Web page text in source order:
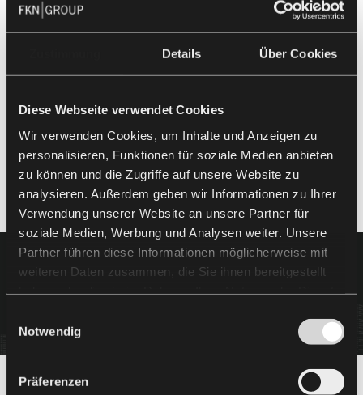
Details Über Cookies
Diese Webseite verwendet Cookies
Wir verwenden Cookies, um Inhalte und Anzeigen zu
personalisieren, Funktionen für soziale Medien anbieten
zu können und die Zugriffe auf unsere Website zu
analysieren. Außerdem geben wir Informationen zu Ihrer
Verwendung unserer Website an unsere Partner für
soziale Medien, Werbung und Analysen weiter. Unsere
Partner führen diese Informationen möglicherweise mit
weiteren Daten zusammen, die Sie ihnen bereitgestellt
Notwendig
Präferenzen